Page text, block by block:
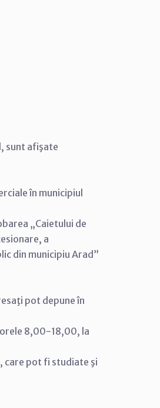
sunt afişate
în municipiul
„Caietului de
a
din municipiu Arad”
pot depune în
8,00-18,00, la
care pot fi studiate şi